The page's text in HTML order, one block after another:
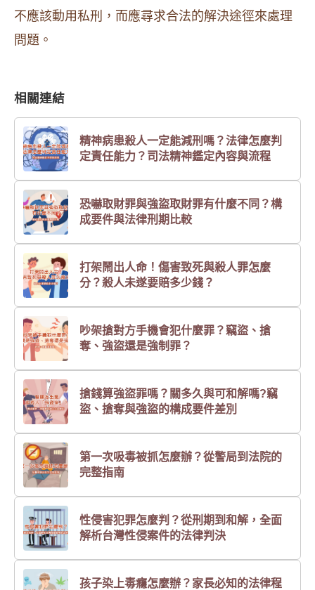
不應該動用私刑，而應尋求合法的解決途徑來處理
問題。
相關連結
精神病患殺人一定能減刑嗎？法律怎麼判
定責任能力？司法精神鑑定內容與流程
恐嚇取財罪與強盜取財罪有什麼不同？構
成要件與法律刑期比較
打架鬧出人命！傷害致死與殺人罪怎麼
分？殺人未遂要賠多少錢？
吵架搶對方手機會犯什麼罪？竊盜、搶
奪、強盜還是強制罪？
搶錢算強盜罪嗎？關多久與可和解嗎?竊
盜、搶奪與強盜的構成要件差別
第一次吸毒被抓怎麼辦？從警局到法院的
完整指南
性侵害犯罪怎麼判？從刑期到和解，全面
解析台灣性侵案件的法律判決
孩子染上毒癮怎麼辦？家長必知的法律程